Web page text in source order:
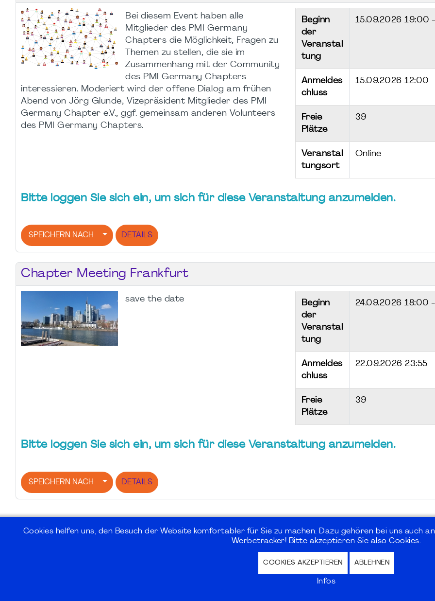
Bei diesem Event haben alle
Mitglieder des PMI Germany
Chapters die Möglichkeit, Fragen zu
Themen zu stellen, die sie im
Zusammenhang mit der Community
des PMI Germany Chapters
interessieren. Moderiert wird der offene Dialog am frühen
Abend von Jörg Glunde, Vizepräsident Mitglieder des PMI
Germany Chapter e.V., ggf. gemeinsam anderen Volunteers
des PMI Germany Chapters.
Beginn
der
Veranstal
tung
15.09.202619:00
Anmeldes
chluss
15.09.2026 12:00
Freie
Plätze
39
Veranstal
tungsort
Online
Bitte loggen Sie sich ein, um sich für diese Veranstaltung anzumelden.
SPEICHERN NACH DETAILS
Chapter Meeting Frankfurt
save the date
Beginn
der
Veranstal
tung
24.09.202618:00
Anmeldes
chluss
22.09.2026 23:55
Freie
Plätze
39
Bitte loggen Sie sich ein, um sich für diese Veranstaltung anzumelden.
SPEICHERN NACH DETAILS
Impressum | Kontakt | Disclaimer | Datenschutz / Privacy Policy | Nutzungsbedingungen Internet
Cookies helfen uns, den Besuch der Website komfortabler für Sie zu machen. Dazu gehören bei uns auch
Werbetracker! Bitte akzeptieren Sie also Cookies.
COOKIES AKZEPTIEREN ABLEHNEN
Infos